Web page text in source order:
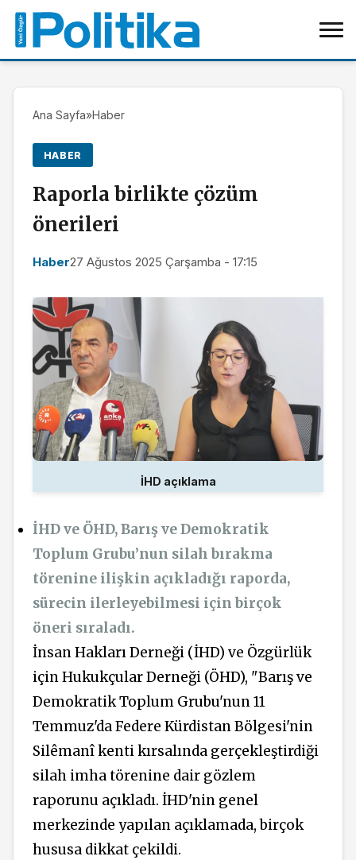
Ana Sayfa»Haber
HABER
Raporla birlikte çözüm
önerileri
Haber27 Ağustos 2025 Çarşamba - 17:15
İHD açıklama
İHD ve ÖHD, Barış ve Demokratik
Toplum Grubu’nun silah bırakma
törenine ilişkin açıkladığı raporda,
sürecin ilerleyebilmesi için birçok
öneri sıraladı.
İnsan Hakları Derneği (İHD) ve Özgürlük
için Hukukçular Derneği (ÖHD), "Barış ve
Demokratik Toplum Grubu'nun 11
Temmuz'da Federe Kürdistan Bölgesi'nin
Silêmanî kenti kırsalında gerçekleştirdiği
silah imha törenine dair gözlem
raporunu açıkladı. İHD'nin genel
merkezinde yapılan açıklamada, birçok
hususa dikkat çekildi.